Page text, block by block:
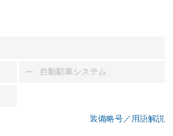
自動駐車システム
：装備なし
装備略号／用語解説